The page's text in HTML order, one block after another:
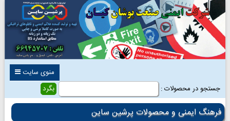
منوی سایت
جستجو در محصولات :
فرهنگ ایمنی و محصولات پرشین ساین